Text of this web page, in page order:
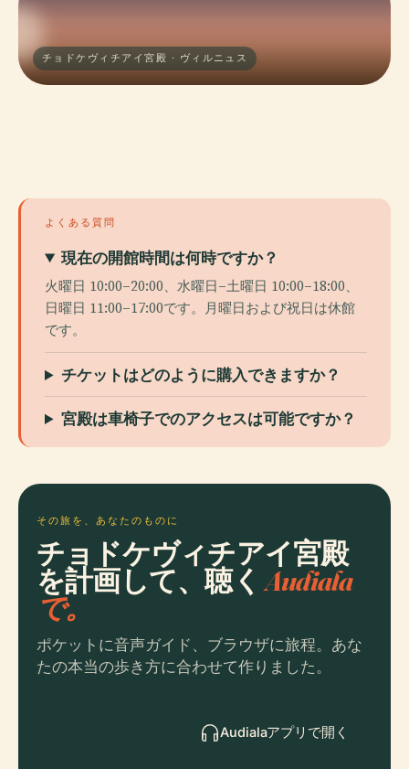
チョドケヴィチアイ宮殿 · ヴィルニュス
よくある質問
現在の開館時間は何時ですか？
火曜日 10:00–20:00、水曜日–土曜日 10:00–18:00、
日曜日 11:00–17:00です。月曜日および祝日は休館
です。
チケットはどのように購入できますか？
宮殿は車椅子でのアクセスは可能ですか？
その旅を、あなたのものに
チョドケヴィチアイ宮殿
を計画して、聴くAudiala
で。
ポケットに音声ガイド、ブラウザに旅程。あな
たの本当の歩き方に合わせて作りました。
Audialaアプリで開く